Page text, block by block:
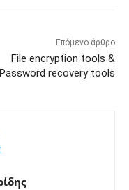
Επόμενο άρθρο
File encryption tools &
Password recovery tools